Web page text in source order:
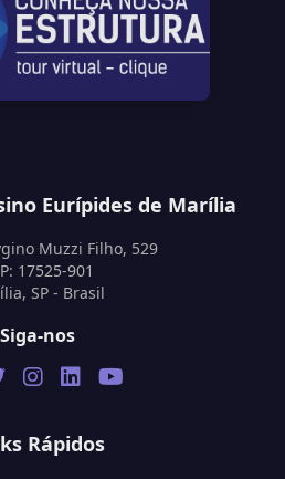
Eurípides de Marília
Muzzi Filho, 529
17525-901
SP - Brasil
Siga-nos
Rápidos